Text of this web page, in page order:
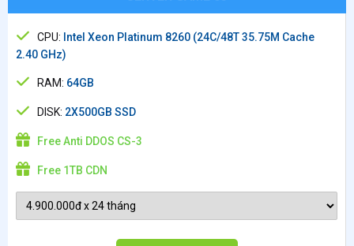
CPU: Intel Xeon Platinum 8260 (24C/48T 35.75M Cache
2.40 GHz)
RAM: 64GB
DISK: 2X500GB SSD
Free Anti DDOS CS-3
Free 1TB CDN